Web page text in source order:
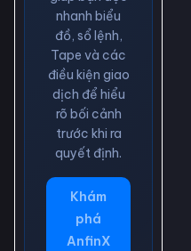
nhanh biểu
đồ, sổ lệnh,
Tape và các
điều kiện giao
dịch để hiểu
rõ bối cảnh
trước khi ra
quyết định.
Khám
phá
AnfinX